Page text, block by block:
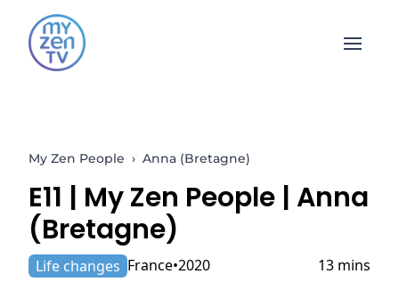
Open
My Zen People › Anna (Bretagne)
E11 | My Zen People | Anna
(Bretagne)
Life changes France 2020 13 mins